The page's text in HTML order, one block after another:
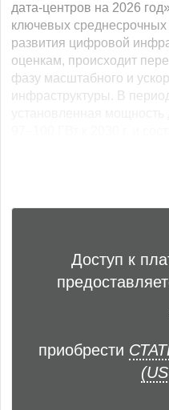
дата-центров на 2026
ключевых
развития цифровой
оценкам, происходит
фазу масштабного и
инфраструктуры. В
Доступ к
приобрести